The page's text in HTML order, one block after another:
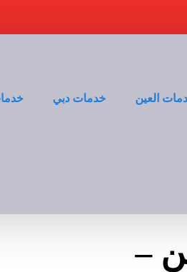
العين خدمات دبي
–